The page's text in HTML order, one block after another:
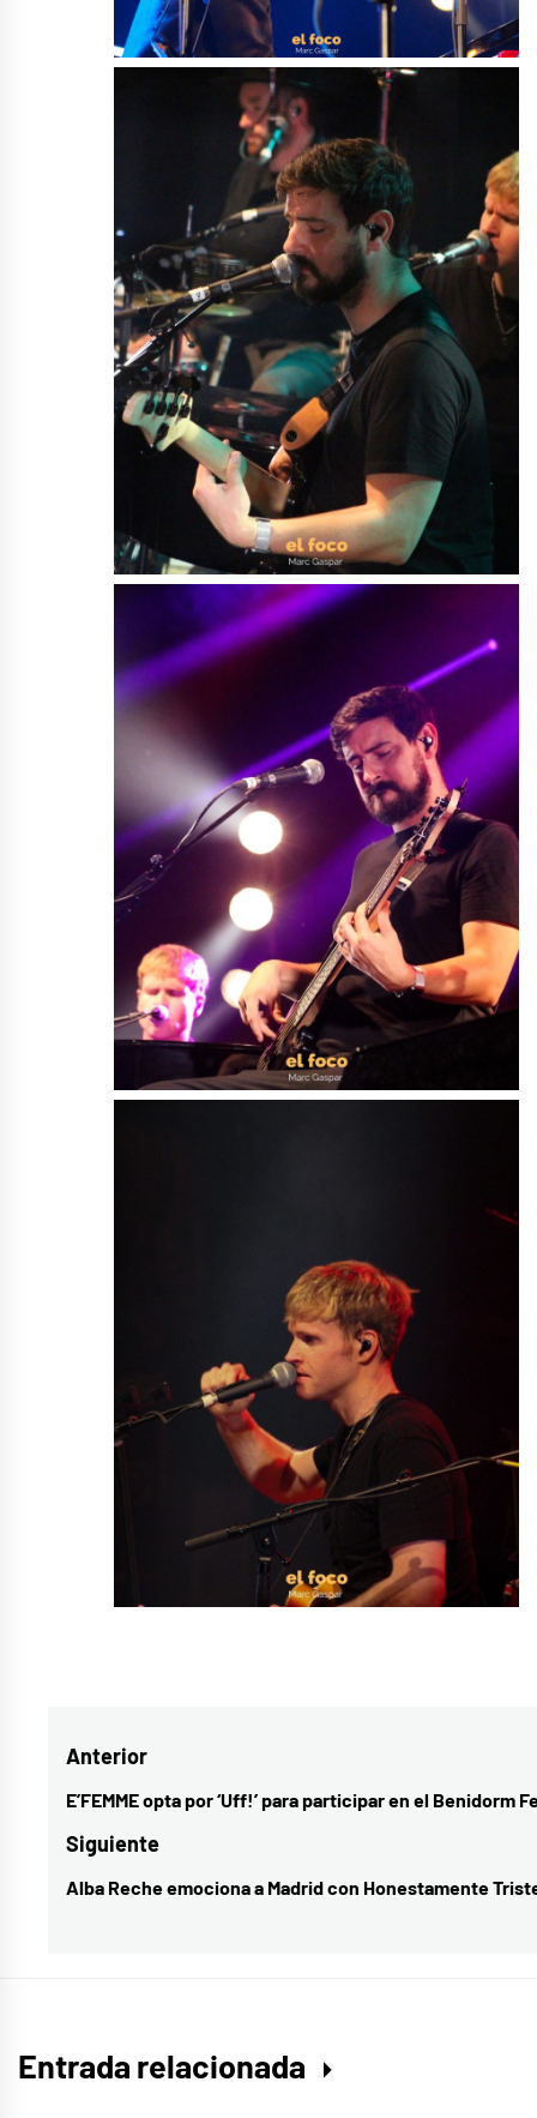
Navegación
de
entradas
Anterior
Entrada
anterior:
E’FEMME opta por ‘Uff!’ para participar en el Benidorm
Siguiente
Entrada
Alba Reche emociona a Madrid con Honestamente
Entrada relacionada